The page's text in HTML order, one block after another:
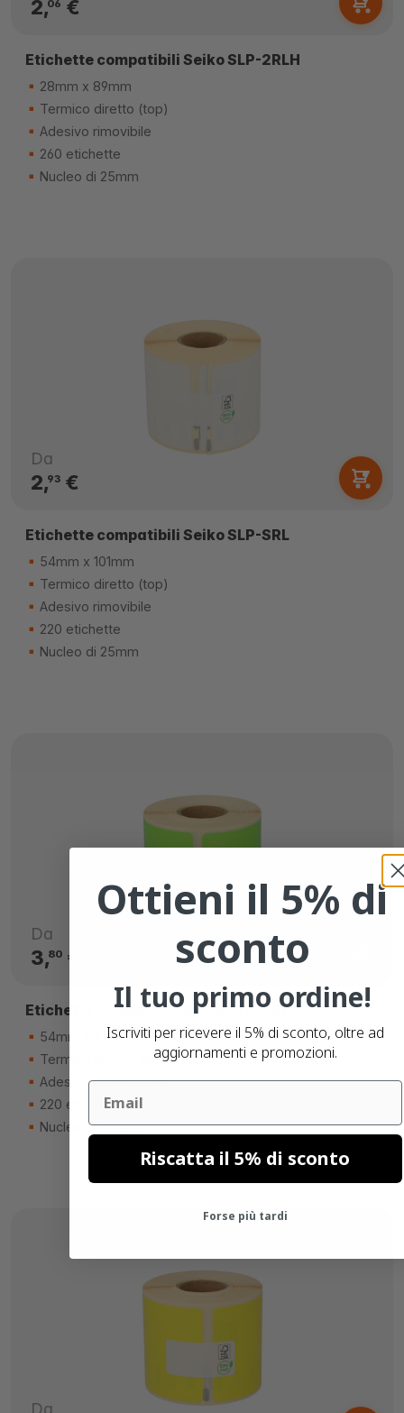
2,06 €
Etichette compatibili Seiko SLP-2RLH
28mm x 89mm
Termico diretto (top)
Adesivo rimovibile
260 etichette
Nucleo di 25mm
Da
2,93€
Etichette compatibili Seiko SLP-SRL
54mm x 101mm
Termico diretto (top)
Adesivo rimovibile
220 etichette
Nucleo di 25mm
Da
3,80€
Etichette compatibili Seiko SLP-SRL
54mm x 101mm
Termico diretto (top)
Adesivo permanente
220 etichette
Nucleo di 25mm
Da
Ottieni il 5% di
sconto
Il tuo primo ordine!
Iscriviti per ricevere il 5% di sconto, oltre ad
aggiornamenti e promozioni.
Email
Riscatta il 5% di sconto
Forse più tardi